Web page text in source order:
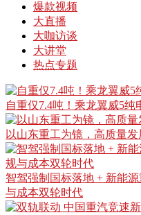
爆款视频
大直播
大咖访谈
大讲堂
热点专题
自重仅7.4吨！乘龙翼威5
以山东重工为镜，高质量发
智驾强制国标落地 + 新能
与成本双轮时代